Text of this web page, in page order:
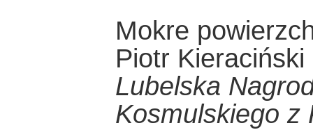
Mokre
Piotr Kieraciński
Lubelska
Kosmulskiego z